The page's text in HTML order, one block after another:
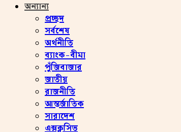
অন্যান্য
প্রচ্ছদ
সর্বশেষ
অর্থনীতি
ব্যাংক-বীমা
পুঁজিবাজার
জাতীয়
রাজনীতি
আন্তর্জাতিক
সারাদেশ
এক্সক্লুসিভ